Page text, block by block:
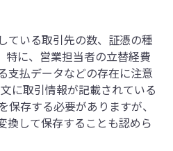
ている取引先の数、証憑の種
特に、営業担当者の立替経費
支払データなどの存在に注意
に取引情報が記載されている
存する必要がありますが、
換して保存することも認めら